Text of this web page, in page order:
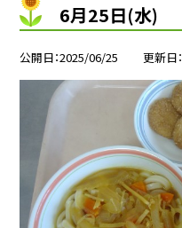
6月25日(水)
公開日 2025/06/25 更新日